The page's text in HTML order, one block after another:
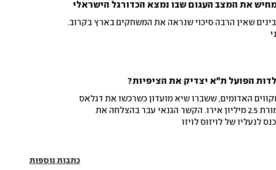
את המצב העגום שבו נמצא הכדורגל הישראלי
שאין הרבה סיכוי שנראה את המשחקים בארץ בקרוב.
הפועל ת"א יצדיק את הציפיות?
האדומים, ששברו שיא מועדון כשרכשו את דגלאס
אווסו מהכוכב האדום בלגרד תמורת 2.5 מיליון אירו. הקשר הגנאי עבר בהצלחה את
לנעליו של לויזוס לויזו
כתבות נוספות